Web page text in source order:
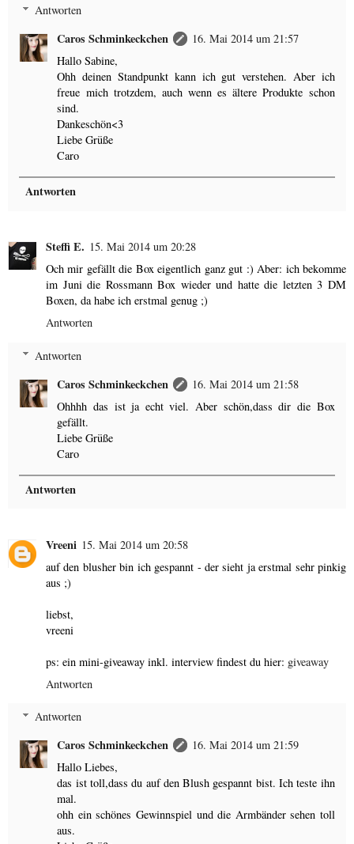
Antworten
Caros Schminkeckchen
16. Mai 2014 um 21:57
Hallo Sabine,
Ohh deinen Standpunkt kann ich gut verstehen. Aber ich
freue mich trotzdem, auch wenn es ältere Produkte schon
sind.
Dankeschön<3
Liebe Grüße
Caro
Antworten
Steffi E. 15. Mai 2014 um 20:28
Och mir gefällt die Box eigentlich ganz gut :) Aber: ich bekomme
im Juni die Rossmann Box wieder und hatte die letzten 3 DM
Boxen, da habe ich erstmal genug ;)
Antworten
Antworten
Caros Schminkeckchen
16. Mai 2014 um 21:58
Ohhhh das ist ja echt viel. Aber schön,dass dir die Box
gefällt.
Liebe Grüße
Caro
Antworten
Vreeni 15. Mai 2014 um 20:58
auf den blusher bin ich gespannt - der sieht ja erstmal sehr pinkig
aus ;)
liebst,
vreeni
ps: ein mini-giveaway inkl. interview findest du hier: giveaway
Antworten
Antworten
Caros Schminkeckchen
16. Mai 2014 um 21:59
Hallo Liebes,
das ist toll,dass du auf den Blush gespannt bist. Ich teste ihn
mal.
ohh ein schönes Gewinnspiel und die Armbänder sehen toll
aus.